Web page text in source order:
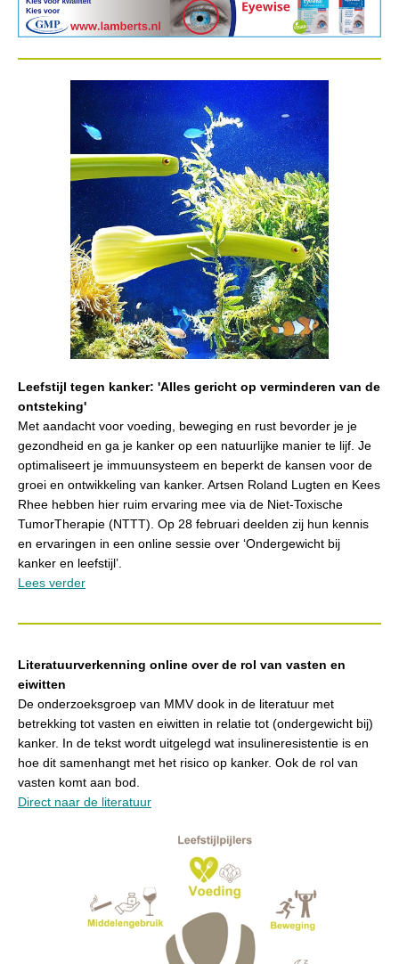
Leefstijl tegen kanker: 'Alles gericht op verminderen van de
ontsteking'
Met aandacht voor voeding, beweging en rust bevorder je je
gezondheid en ga je kanker op een natuurlijke manier te lijf. Je
optimaliseert je immuunsysteem en beperkt de kansen voor de
groei en ontwikkeling van kanker. Artsen Roland Lugten en Kees
Rhee hebben hier ruim ervaring mee via de Niet-Toxische
TumorTherapie (NTTT). Op 28 februari deelden zij hun kennis
en ervaringen in een online sessie over ‘Ondergewicht bij
kanker en leefstijl’.
Lees verder
Literatuurverkenning online over de rol van vasten en
eiwitten
De onderzoeksgroep van MMV dook in de literatuur met
betrekking tot vasten en eiwitten in relatie tot (ondergewicht bij)
kanker. In de tekst wordt uitgelegd wat insulineresistentie is en
hoe dit samenhangt met het risico op kanker. Ook de rol van
vasten komt aan bod.
Direct naar de literatuur